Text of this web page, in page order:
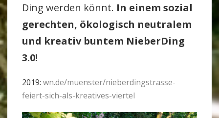
Ding werden könnt. In einem sozial
gerechten, öko­lo­gisch neu­tralem
und kreativ buntem Nie­ber­Ding
3.0!
2019: wn.de/muenster/nieberdingstrasse-
feiert-sich-als-kreatives-viertel